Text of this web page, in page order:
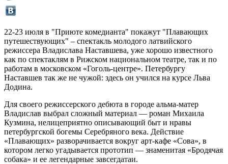
22-23 июля в "Приюте комедианта" покажут "Плавающих
путешествующих" – спектакль молодого латвийского
режиссера Владислава Наставшева, уже хорошо известного
как по спектаклям в Рижском национальном театре, так и по
работам в московском «Гоголь-центре». Петербургу
Наставшев так же не чужой: здесь он учился на курсе Льва
Додина.
Для своего режиссерского дебюта в городе альма-матер
Владислав выбрал сложный материал — роман Михаила
Кузмина, нелицеприятно описывающий быт и нравы
петербургской богемы Серебряного века. Действие
«Плавающих» разворачивается вокруг арт-кафе «Сова», в
котором легко угадывается прототип — знаменитая «Бродячая
собака» и ее легендарные завсегдатаи.